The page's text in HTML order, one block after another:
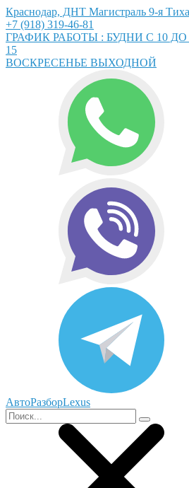
Краснодар, ДНТ Магистраль 9-я
+7 (918) 319-46-81
ГРАФИК РАБОТЫ : БУДНИ С 10 ДО
15
ВОСКРЕСЕНЬЕ ВЫХОДНОЙ
АвтоРазборLexus